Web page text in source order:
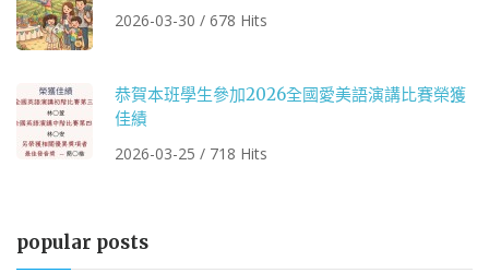
2026-03-30 / 678 Hits
恭賀本班學生參加2026全國愛美語演講比賽榮獲
佳績
2026-03-25 / 718 Hits
popular posts